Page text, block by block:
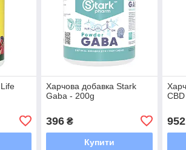
Харчова добавка Stark
Gaba - 200g
396₴
Купити
952